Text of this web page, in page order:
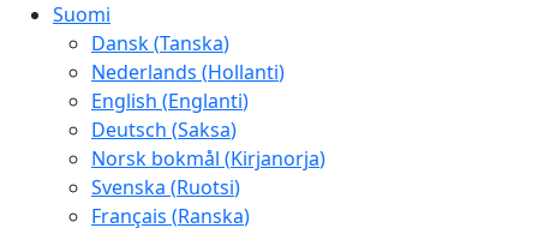
Suomi
Dansk(Tanska)
Nederlands (Hollanti)
English (Englanti)
Deutsch (Saksa)
Norsk bokmål (Kirjanorja)
Svenska (Ruotsi)
Français (Ranska)